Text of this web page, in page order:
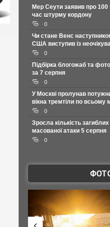
Мер Сеути заявив про 100
час штурму кордону
0
Чи стане Венс
США виступив із
0
Підбірка блогожаб та
за 7 серпня
0
У Москві пролунав
вікна тремтіли по всьому
0
Зросла кількість
масованої атаки 5 серпня
0